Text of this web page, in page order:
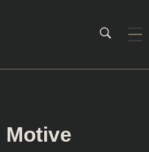
Motive